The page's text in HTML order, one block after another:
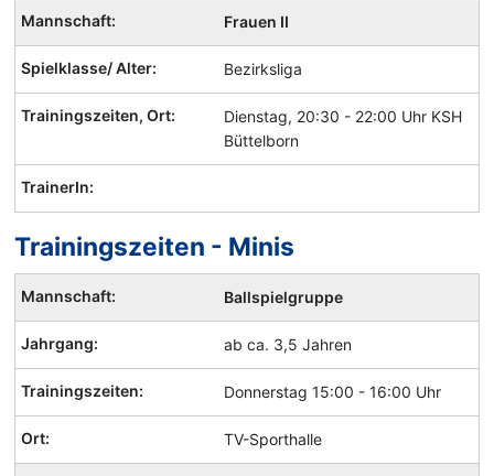
Frauen II
Bezirksliga
Dienstag, 20:30 - 22:00 Uhr KSH
Büttelborn
Trainingszeiten - Minis
Handball
und
Trainingszeiten
Ballspielgruppe
ab ca. 3,5 Jahren
Donnerstag 15:00 - 16:00 Uhr
TV-Sporthalle